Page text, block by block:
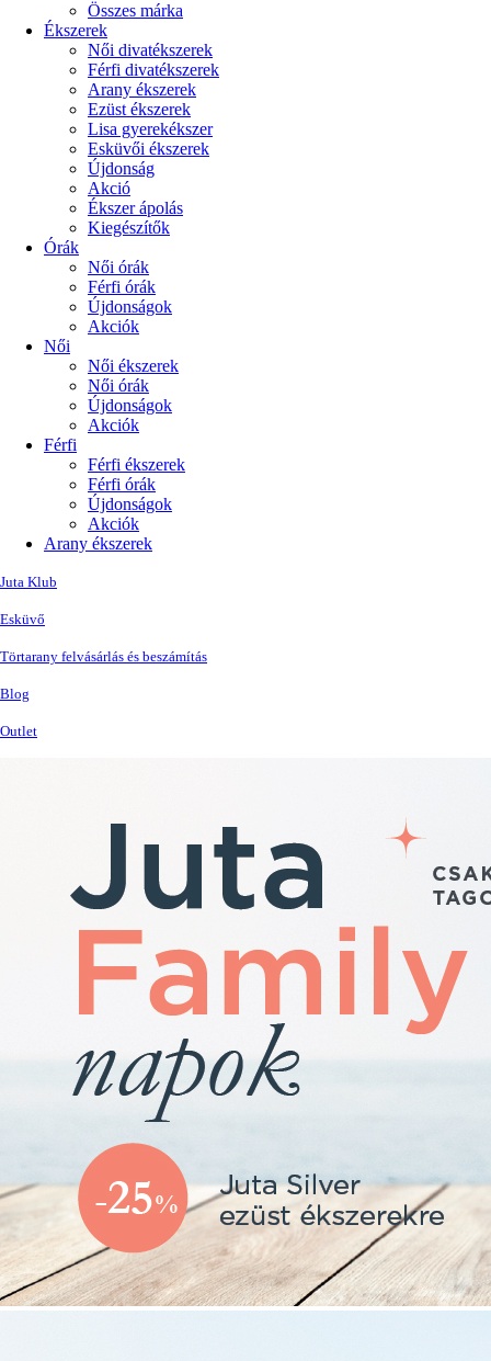
Összes márka
Ékszerek
Női divatékszerek
Férfi divatékszerek
Arany ékszerek
Ezüst ékszerek
Lisa gyerekékszer
Esküvői ékszerek
Újdonság
Akció
Ékszer ápolás
Kiegészítők
Órák
Női órák
Férfi órák
Újdonságok
Akciók
Női
Női ékszerek
Női órák
Újdonságok
Akciók
Férfi
Férfi ékszerek
Férfi órák
Újdonságok
Akciók
Arany ékszerek
Juta Klub
Esküvő
Törtarany felvásárlás és beszámítás
Blog
Outlet